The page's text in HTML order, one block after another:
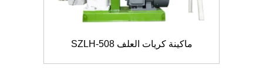
ماكينة كريات العلف SZLH-508